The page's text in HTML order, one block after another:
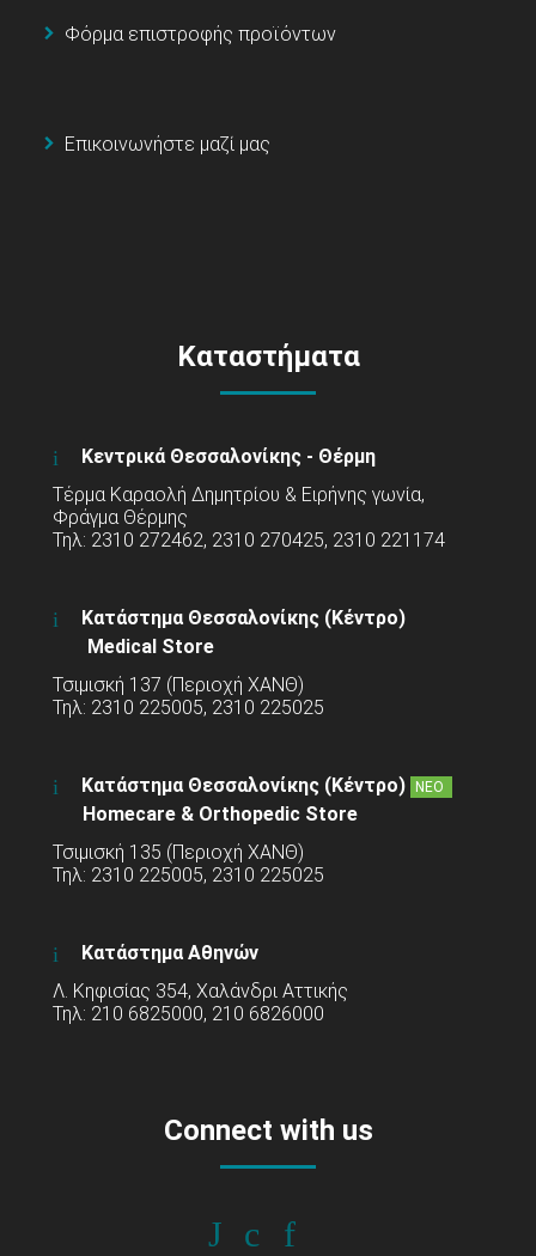
Φόρμα επιστροφής προϊόντων
Επικοινωνήστε μαζί μας
Καταστήματα
Κεντρικά Θεσσαλονίκης - Θέρμη
Τέρμα Καραολή Δημητρίου & Ειρήνης γωνία,
Φράγμα Θέρμης
Τηλ: 2310 272462, 2310 270425, 2310 221174
Κατάστημα Θεσσαλονίκης (Κέντρο)
Medical Store
Τσιμισκή 137 (Περιοχή ΧΑΝΘ)
Τηλ: 2310 225005, 2310 225025
Κατάστημα Θεσσαλονίκης (Κέντρο) ΝΕΟ
Homecare & Orthopedic Store
Τσιμισκή 135 (Περιοχή ΧΑΝΘ)
Τηλ: 2310 225005, 2310 225025
Κατάστημα Αθηνών
Λ. Κηφισίας 354, Χαλάνδρι Αττικής
Τηλ: 210 6825000, 210 6826000
Connect with us